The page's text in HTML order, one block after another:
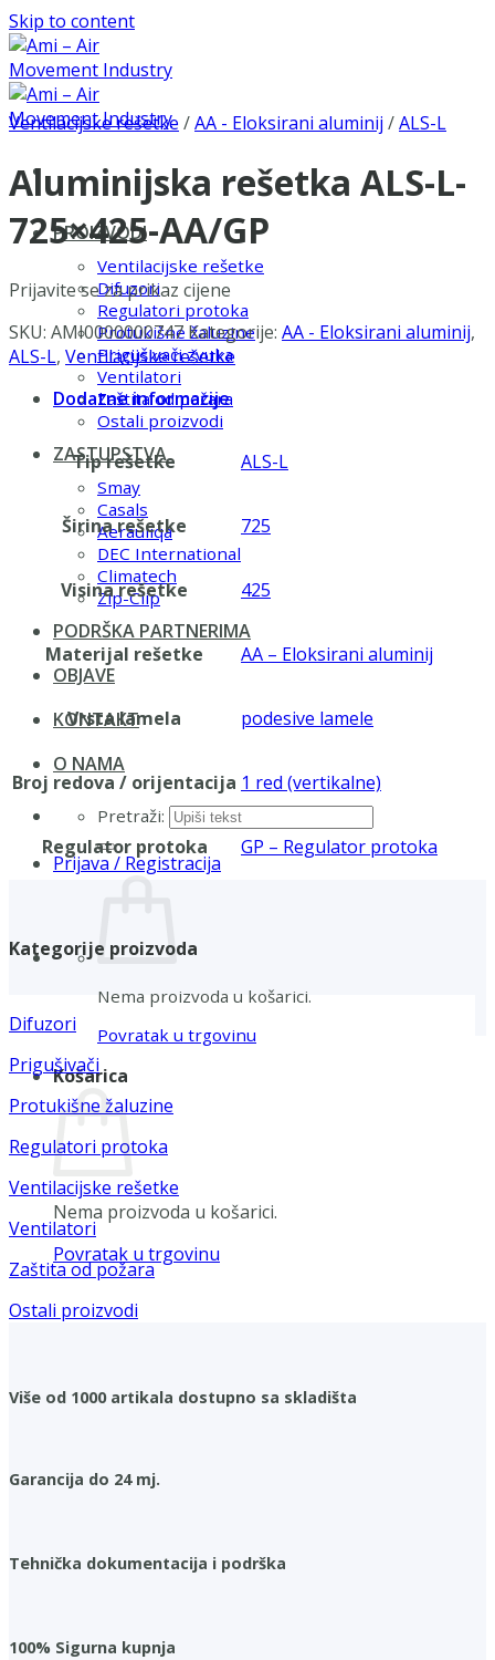
Skip to content
PROIZVODI
Ventilacijske rešetke
Difuzori
Regulatori protoka
Protukišne žaluzine
Prigušivači zvuka
Ventilatori
Zaštita od požara
Ostali proizvodi
ZASTUPSTVA
Smay
Casals
Aerauliqa
DEC International
Climatech
Zip-Clip
PODRŠKA PARTNERIMA
OBJAVE
KONTAKT
O NAMA
Pretraži:
Prijava / Registracija
Nema proizvoda u košarici.
Povratak u trgovinu
Košarica
Nema proizvoda u košarici.
Povratak u trgovinu
Ventilacijske rešetke /AA - Eloksirani aluminij /ALS-L
Aluminijska rešetka ALS-L-
725×425-AA/GP
Prijavite se za prikaz cijene
SKU: AMI0000000747 Kategorije: AA - Eloksirani aluminij,
ALS-L, Ventilacijske rešetke
Dodatne informacije
Tip rešetke ALS-L
Širina rešetke 725
Visina rešetke 425
Materijal rešetke AA – Eloksirani aluminij
Vrsta lamela podesive lamele
Broj redova / orijentacija 1 red (vertikalne)
Regulator protoka GP – Regulator protoka
Kategorije proizvoda
Difuzori
Prigušivači
Protukišne žaluzine
Regulatori protoka
Ventilacijske rešetke
Ventilatori
Zaštita od požara
Ostali proizvodi
Više od 1000 artikala dostupno sa skladišta
Garancija do 24 mj.
Tehnička dokumentacija i podrška
100% Sigurna kupnja